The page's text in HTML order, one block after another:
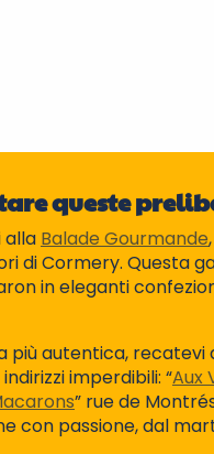
queste
alla Balade Gourmande,
di Cormery. Questa
in eleganti
più autentica, recatevi
imperdibili: “Aux
” rue de
con passione, dal